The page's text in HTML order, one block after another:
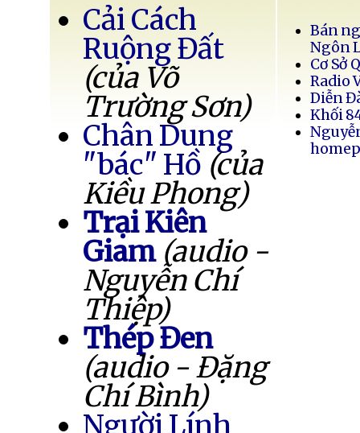
Cải Cách
Ruộng Đất
(của Võ
Trường Sơn)
Chân Dung
"bác" Hồ (của
Kiều Phong)
Trại Kiên
Giam (audio -
Nguyễn Chí
Thiệp)
Thép Đen
(audio - Đặng
Chí Bình)
Người Lính
Bán
Ngôn
Cơ Sở
Radio
Diễn
Khối